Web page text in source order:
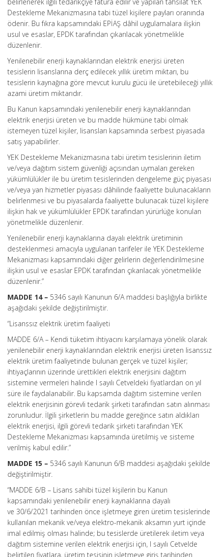
Destekleme Mekanizmasına tabi tüzel kişilere payları oranında
ödenir. Bu fıkra kapsamındaki EPİAŞ dâhil uygulamalara ilişkin
usul ve esaslar, EPDK tarafından çıkarılacak yönetmelikle
düzenlenir.
Yenilenebilir enerji kaynaklarından elektrik enerjisi üreten
tesislerin lisanslarına derç edilecek yıllık üretim miktarı, bu
tesislerin kaynağına göre mevcut kurulu gücü ile üretebileceği yıllık
azami üretim miktarıdır.
Bu Kanun kapsamındaki yenilenebilir enerji kaynaklarından
elektrik enerjisi üreten ve bu madde hükmüne tabi olmak
istemeyen tüzel kişiler, lisansları kapsamında serbest piyasada
satış yapabilirler.
YEK Destekleme Mekanizmasına tabi üretim tesislerinin iletim
ve/veya dağıtım sistem güvenliği açısından uymaları gereken
yükümlülükler ile bu üretim tesislerinden dengeleme güç piyasası
ve/veya yan hizmetler piyasası dâhilinde faaliyette bulunacakların
belirlenmesi ve bu piyasalarda faaliyette bulunacak tüzel kişilere
ilişkin hak ve yükümlülükler EPDK tarafından yürürlüğe konulan
yönetmelikle düzenlenir.
Yenilenebilir enerji kaynaklarına dayalı elektrik üretiminin
desteklenmesi amacıyla uygulanan tarifeler ile YEK Destekleme
Mekanizması kapsamındaki diğer gelirlerin değerlendirilmesine
ilişkin usul ve esaslar EPDK tarafından çıkarılacak yönetmelikle
düzenlenir.”
MADDE 14 – 5346 sayılı Kanunun 6/A maddesi başlığıyla birlikte
aşağıdaki şekilde değiştirilmiştir.
“Lisanssız elektrik üretim faaliyeti
MADDE 6/A – Kendi tüketim ihtiyacını karşılamaya yönelik olarak
yenilenebilir enerji kaynaklarından elektrik enerjisi üreten lisanssız
elektrik üretim faaliyetinde bulunan gerçek ve tüzel kişiler;
ihtiyaçlarının üzerinde ürettikleri elektrik enerjisini dağıtım
sistemine vermeleri halinde I sayılı Cetveldeki fiyatlardan on yıl
süre ile faydalanabilir. Bu kapsamda dağıtım sistemine verilen
elektrik enerjisinin görevli tedarik şirketi tarafından satın alınması
zorunludur. İlgili şirketlerin bu madde gereğince satın aldıkları
elektrik enerjisi, ilgili görevli tedarik şirketi tarafından YEK
Destekleme Mekanizması kapsamında üretilmiş ve sisteme
verilmiş kabul edilir.”
MADDE 15 – 5346 sayılı Kanunun 6/B maddesi aşağıdaki şekilde
değiştirilmiştir.
“MADDE 6/B – Lisans sahibi tüzel kişilerin bu Kanun
kapsamındaki yenilenebilir enerji kaynaklarına dayalı
ve 30/6/2021 tarihinden önce işletmeye giren üretim tesislerinde
kullanılan mekanik ve/veya elektro-mekanik aksamın yurt içinde
imal edilmiş olması halinde; bu tesislerde üretilerek iletim veya
dağıtım sistemine verilen elektrik enerjisi için, I sayılı Cetvelde
belirtilen fiyatlara, üretim tesisinin işletmeye giriş tarihinden